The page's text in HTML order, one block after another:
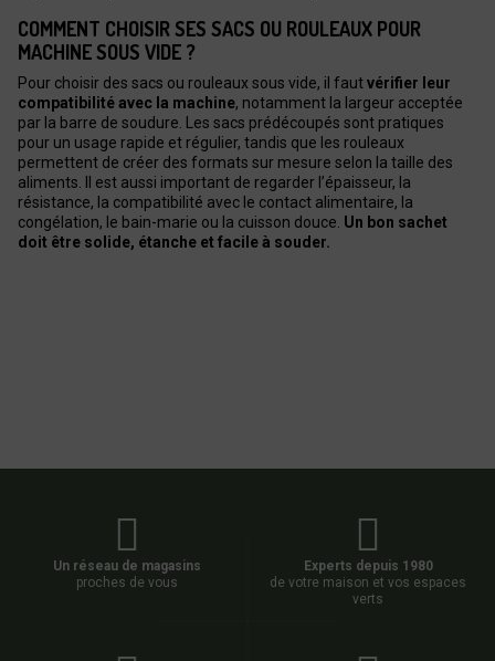
COMMENT CHOISIR SES SACS OU ROULEAUX POUR
MACHINE SOUS VIDE ?
Pour choisir des sacs ou rouleaux sous vide, il fautvérifier leur
compatibilité avec la machine, notamment la largeur acceptée
par la barre de soudure. Les sacs prédécoupés sont pratiques
pour un usage rapide et régulier, tandis que les rouleaux
permettent de créer des formats sur mesure selon la taille des
aliments. Il est aussi important de regarder l’épaisseur, la
résistance, la compatibilité avec le contact alimentaire, la
congélation, le bain-marie ou la cuisson douce. Un bon sachet
doit être solide, étanche et facile à souder.
Un réseau de magasins
proches de vous
Experts depuis 1980
de votre maison et vos espaces
verts